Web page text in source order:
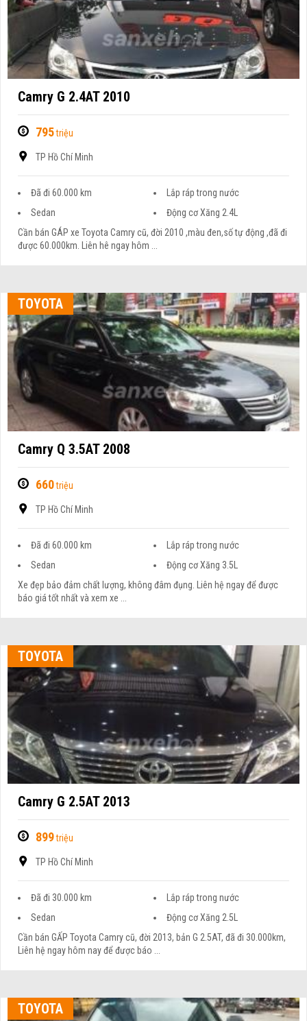
Camry G 2.4AT 2010
795triệu
TP Hồ Chí Minh
Đã đi 60.000 km
Lắp ráp trong nước
Sedan
Động cơ Xăng 2.4L
Cần bán GÁP xe Toyota Camry cũ, đời 2010 ,màu đen,số tự động ,đã đi
được 60.000km. Liên hê ngay hôm ...
TOYOTA
Camry Q 3.5AT 2008
660triệu
TP Hồ Chí Minh
Đã đi 60.000 km
Lắp ráp trong nước
Sedan
Động cơ Xăng 3.5L
Xe đẹp bảo đảm chất lượng, không đâm đụng. Liên hệ ngay để được
báo giá tốt nhất và xem xe ...
TOYOTA
Camry G 2.5AT 2013
899triệu
TP Hồ Chí Minh
Đã đi 30.000 km
Lắp ráp trong nước
Sedan
Động cơ Xăng 2.5L
Cần bán GẤP Toyota Camry cũ, đời 2013, bản G 2.5AT, đã đi 30.000km,
Liên hệ ngay hôm nay để được báo ...
TOYOTA